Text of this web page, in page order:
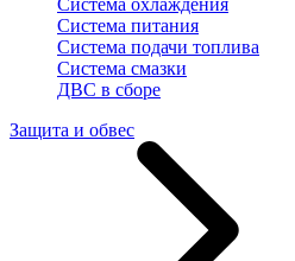
Система охлаждения
Система питания
Система подачи топлива
Система смазки
ДВС в сборе
Защита и обвес